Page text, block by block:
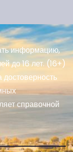
информацию,
до 16 лет. (16+)
достоверность
справочной